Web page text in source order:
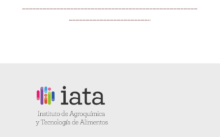
………………………………………………………………………………………………………………………………………
……………………………………………………………..